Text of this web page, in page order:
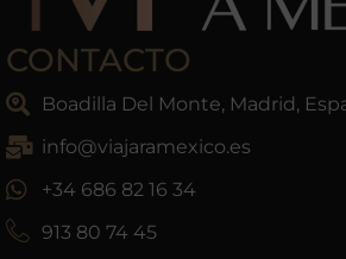
CONTACTO
Boadilla Del Monte, Madrid,
info@viajaramexico.es
+34 686 82 16 34
913 80 74 45